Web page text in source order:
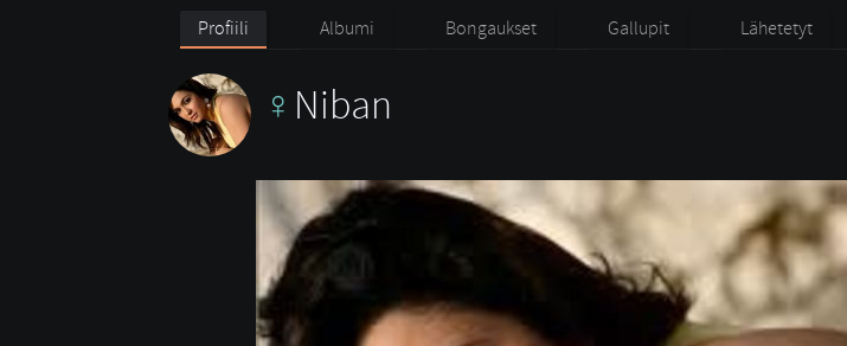
Profiili Albumi Bongaukset Gallupit Lähetetyt
Niban